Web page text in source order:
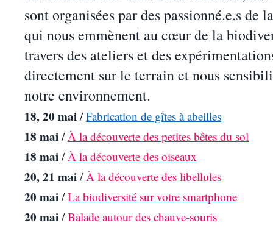
sont organisées par des passionné.e.s de
qui nous emmènent au cœur de la
travers des ateliers et des
directement sur le terrain et nous
notre environnement.
18, 20 mai /Fabrication de gîtes à abeilles
18 mai / À la découverte des petites bêtes du sol
18 mai / À la découverte des oiseaux
20, 21 mai / À la découverte des libellules
20 mai /La biodiversité sur votre smartphone
20 mai /Balade autour des chauve-souris